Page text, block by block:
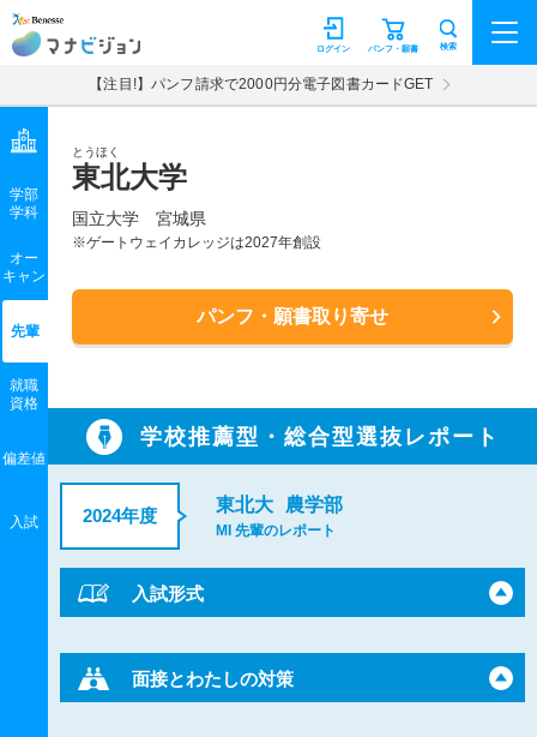
マナビジョン パンフ・願書
ログイン 検索
【注目!】パンフ請求で2000円分電子図書カードGET
とうほく
東北大学
国立大学 宮城県
※ゲートウェイカレッジは2027年創設
パンフ・願書取り寄せ
学部
学科
オー
キャン
先輩
就職
資格
偏差値
入試
学校推薦型・総合型選抜レポート
2024年度
東北大 農学部
MI 先輩のレポート
入試形式
面接とわたしの対策